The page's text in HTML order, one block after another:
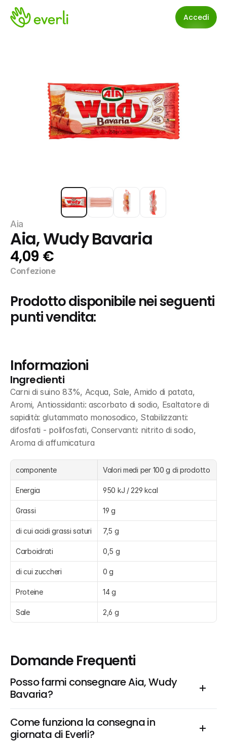
Accedi
Aia
Aia, Wudy Bavaria
4,09 €
Confezione
Prodotto disponibile nei seguenti
punti vendita:
Informazioni
Ingredienti
Carni di suino 83%, Acqua, Sale, Amido di patata,
Aromi, Antiossidanti: ascorbato di sodio, Esaltatore di
sapidità: glutammato monosodico, Stabilizzanti:
difosfati - polifosfati, Conservanti: nitrito di sodio,
Aroma di affumicatura
componente Valori medi per 100 g di prodotto
Energia 950 kJ / 229 kcal
Grassi 19 g
di cui acidi grassi saturi 7,5 g
Carboidrati 0,5 g
di cui zuccheri 0 g
Proteine 14 g
Sale 2,6 g
Domande Frequenti
Posso farmi consegnare Aia, Wudy
Bavaria?
Come funziona la consegna in
giornata di Everli?